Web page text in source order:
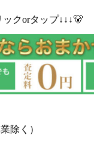
クorタップ↓↓↓🐻
除く）